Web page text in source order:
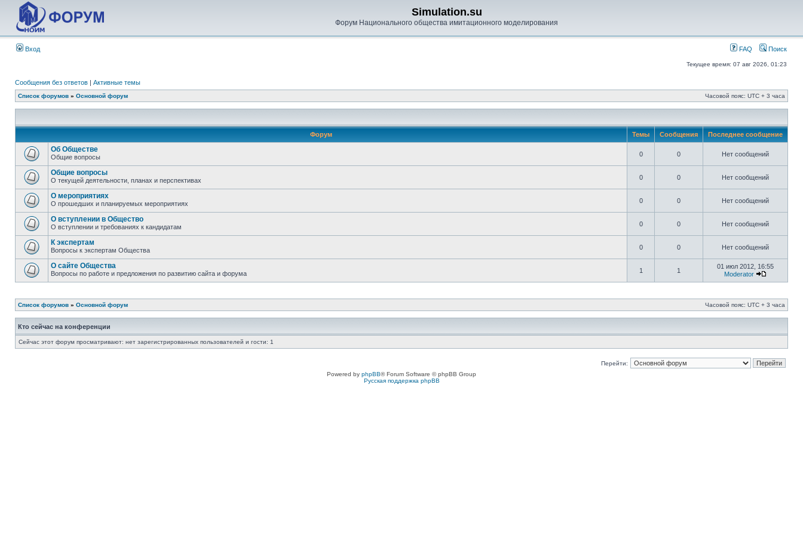
Simulation.su
Форум Национального общества имитационного моделирования
Вход FAQ Поиск
Текущее время: 07 авг 2026, 01:23
Сообщения без ответов | Активные темы
Список форумов » Основной форум Часовой пояс: UTC + 3 часа
Форум Темы Сообщения Последнее сообщение
Об Обществе
Общие вопросы 0 0 Нет сообщений
Общие вопросы
О текущей деятельности, планах и перспективах 0 0 Нет сообщений
О мероприятиях
О прошедших и планируемых мероприятиях 0 0 Нет сообщений
О вступлении в Общество
О вступлении и требованиях к кандидатам 0 0 Нет сообщений
К экспертам
Вопросы к экспертам Общества 0 0 Нет сообщений
О сайте Общества
Вопросы по работе и предложения по развитию сайта и форума 1 1
01 июл 2012, 16:55
Moderator
Список форумов » Основной форум Часовой пояс: UTC + 3 часа
Кто сейчас на конференции
Сейчас этот форум просматривают: нет зарегистрированных пользователей и гости: 1
Перейти:
Powered by phpBB® Forum Software © phpBB Group
Русская поддержка phpBB